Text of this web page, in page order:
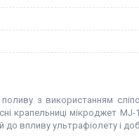
з використанням
крапельниці мікроджет MJ-
до впливу ультрафіолету і